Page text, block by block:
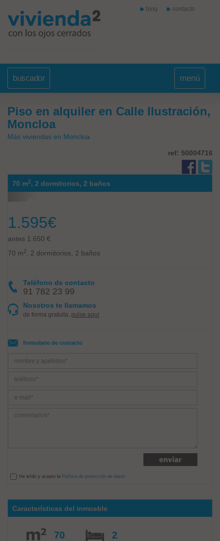
blog contacto
buscador menú
Piso en alquiler en Calle Ilustración,
Moncloa
Más viviendas en Moncloa
ref: 50004716
70 m2, 2 dormitorios, 2 baños
1.595€
antes 1.650 €
70 m2 , 2 dormitorios, 2 baños
Teléfono de contacto
91 782 23 99
Nosotros te llamamos
de forma gratuita, pulse aquí
formulario de contacto
He leído y acepto la Política de protección de datos
Características del inmueble
70 2